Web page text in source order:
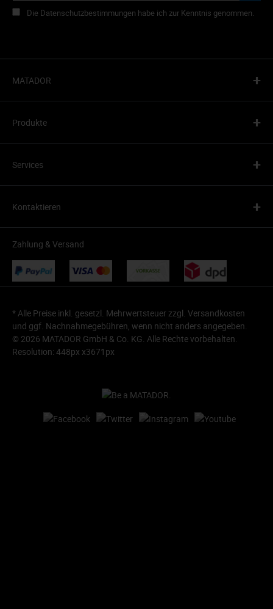
Die Datenschutzbestimmungen habe ich zur Kenntnis genommen.
MATADOR +
Produkte +
Services +
Kontaktieren +
Zahlung & Versand
* Alle Preise inkl. gesetzl. Mehrwertsteuer zzgl. Versandkosten
und ggf. Nachnahmegebühren, wenn nicht anders angegeben.
© 2026 MATADOR GmbH & Co. KG. Alle Rechte vorbehalten.
Resolution: 448px x3671px